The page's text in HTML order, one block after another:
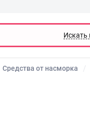
Искать
Средства от насморка